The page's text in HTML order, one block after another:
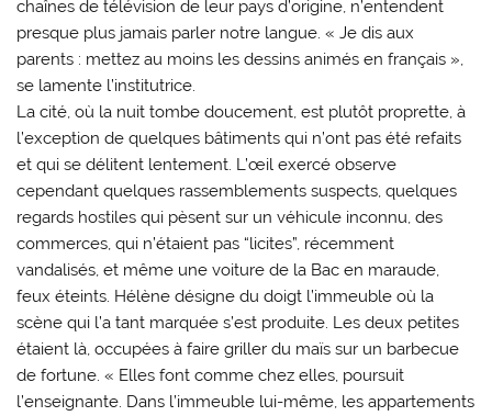
chaînes de télévision de leur pays d’origine, n’entendent
presque plus jamais parler notre langue. « Je dis aux
parents : mettez au moins les dessins animés en français »,
se lamente l’institutrice.
La cité, où la nuit tombe doucement, est plutôt proprette, à
l’exception de quelques bâtiments qui n’ont pas été refaits
et qui se délitent lentement. L’œil exercé observe
cependant quelques rassemblements suspects, quelques
regards hostiles qui pèsent sur un véhicule inconnu, des
commerces, qui n’étaient pas “licites”, récemment
vandalisés, et même une voiture de la Bac en maraude,
feux éteints. Hélène désigne du doigt l’immeuble où la
scène qui l’a tant marquée s’est produite. Les deux petites
étaient là, occupées à faire griller du maïs sur un barbecue
de fortune. « Elles font comme chez elles, poursuit
l’enseignante. Dans l’immeuble lui-même, les appartements